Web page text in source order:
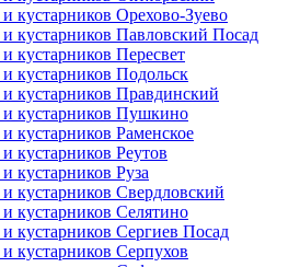
кустарников Орехово-Зуево
кустарников Павловский Посад
кустарников Пересвет
кустарников Подольск
кустарников Правдинский
и кустарников Пушкино
кустарников Раменское
кустарников Реутов
кустарников Руза
кустарников Свердловский
кустарников Селятино
кустарников Сергиев Посад
кустарников Серпухов